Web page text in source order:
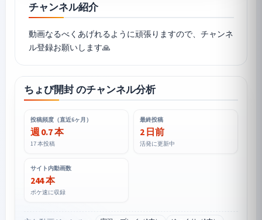
チャンネル紹介
動画なるべくあげれるように頑張りますので、チャンネ
ル登録お願いします🙏
ちょび開封 のチャンネル分析
投稿頻度（直近6ヶ月）
週 0.7 本
17 本投稿
最終投稿
2 日前
活発に更新中
サイト内動画数
244 本
ポケ速に収録